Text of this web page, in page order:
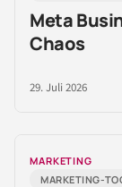
Meta
Chaos
29. Juli 2026
MARKETING
MARKETING-